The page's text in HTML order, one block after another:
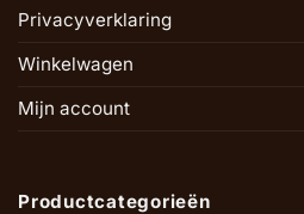
Privacyverklaring
Winkelwagen
Mijn account
Productcategorieën